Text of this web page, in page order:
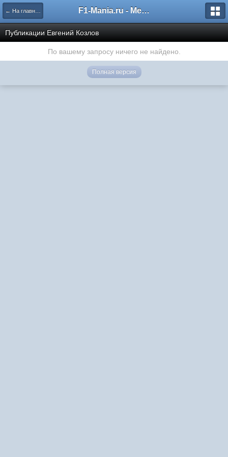
← На главную F1-Mania.ru - Международный чемпионат по симрейсингу
Публикации Евгений Козлов
По вашему запросу ничего не найдено.
Полная версия